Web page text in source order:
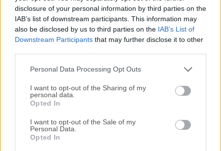
disclosure of your personal information by third parties on the
IAB’s list of downstream participants. This information may
also be disclosed by us to third parties on the IAB’s List of
Downstream Participants that may further disclose it to other
Personal Data Processing Opt Outs
I want to opt-out of the Sharing of my
personal data.
Opted In
I want to opt-out of the Sale of my
Personal Data.
Opted In
diseñadores crear diagramas UML detallados para diversos
propósitos, incluyendo el diseño de software, el análisis de
sistemas y la documentación.Desarrollada en Java, la
aplicación es multiplataforma, lo que la hace compatible
Software As...